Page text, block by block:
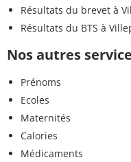
Résultats du brevet à
Résultats du BTS à
Nos autres
Prénoms
Ecoles
Maternités
Calories
Médicaments